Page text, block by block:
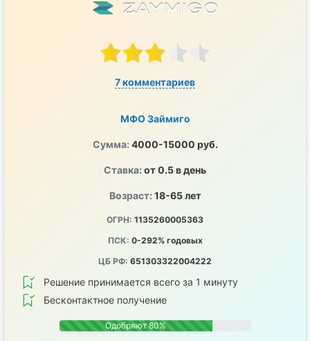
7 комментариев
МФО Займиго
Сумма: 4000-15000 руб.
Ставка: от 0.5 в день
Возраст: 18-65 лет
ОГРН: 1135260005363
ПСК: 0-292% годовых
ЦБ РФ: 651303322004222
Решение принимается всего за 1 минуту
Бесконтактное получение
Одобряют 80%